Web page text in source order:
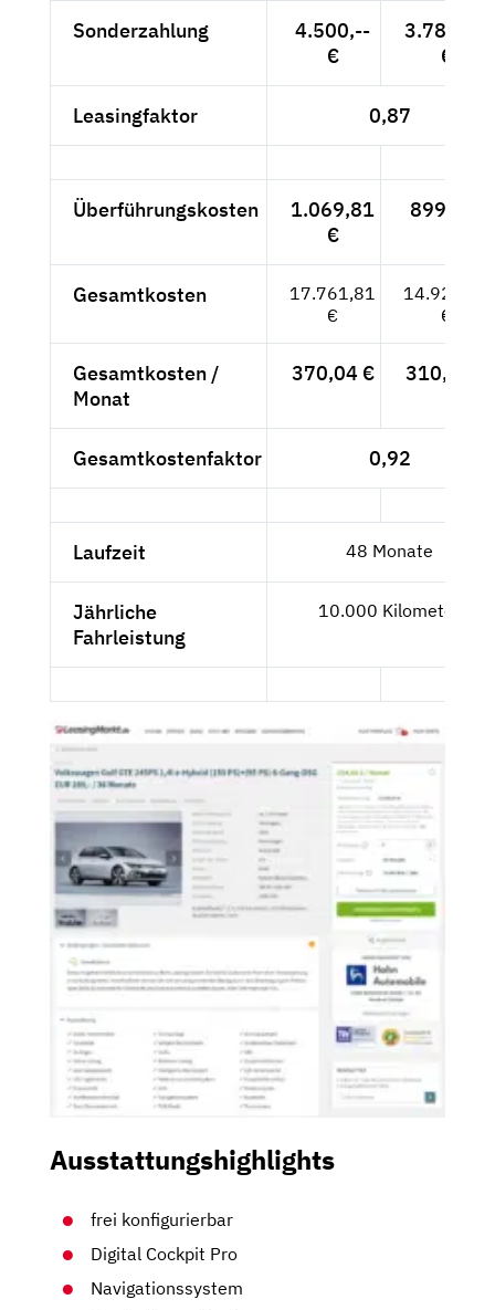
Sonderzahlung
4.500,--
€
3.781,51
€
Leasingfaktor 0,87
Überführungskosten
1.069,81
€
899,-- €
Gesamtkosten
17.761,81
€
14.925,89
€
Gesamtkosten /
Monat
370,04 € 310,96 €
Gesamtkostenfaktor 0,92
Laufzeit 48 Monate
Jährliche
Fahrleistung
10.000 Kilometer
Ausstattungshighlights
frei konfigurierbar
Digital Cockpit Pro
Navigationssystem